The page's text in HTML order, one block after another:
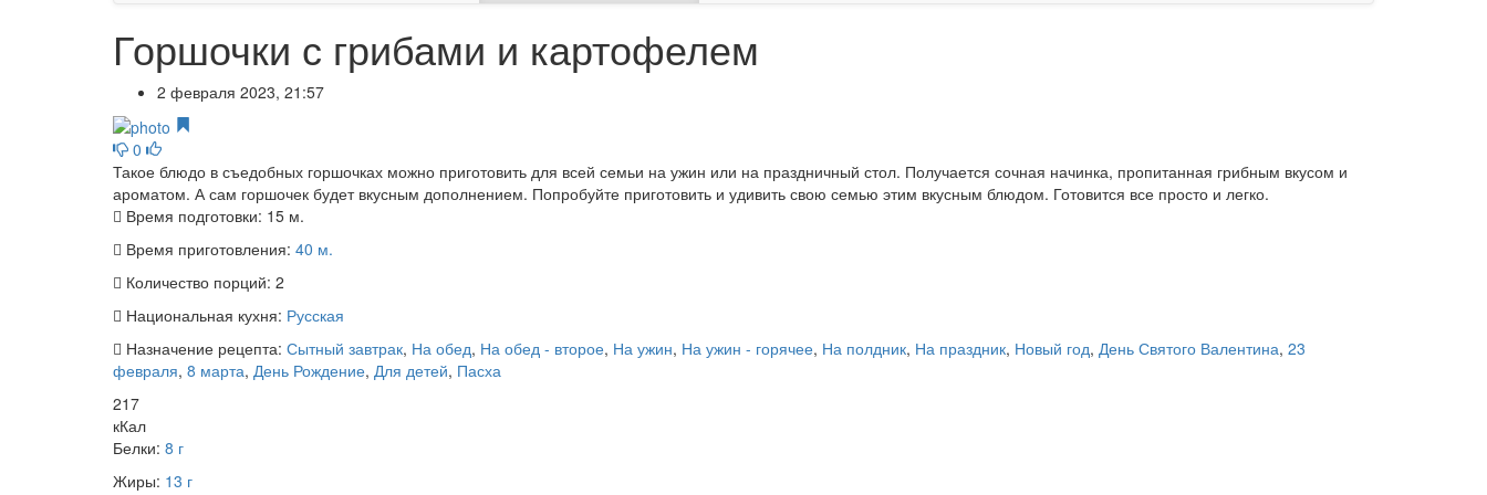
Горшочки с грибами и картофелем
2 февраля 2023, 21:57
0
Такое блюдо в съедобных горшочках можно приготовить для всей семьи на ужин или на праздничный стол. Получается сочная начинка, пропитанная грибным вкусом и
ароматом. А сам горшочек будет вкусным дополнением. Попробуйте приготовить и удивить свою семью этим вкусным блюдом. Готовится все просто и легко.
Время подготовки: 15 м.
Время приготовления: 40 м.
Количество порций: 2
Национальная кухня: Русская
Назначение рецепта: Сытный завтрак, На обед, На обед - второе, На ужин, На ужин - горячее, На полдник, На праздник, Новый год, День Святого Валентина, 23
февраля, 8 марта, День Рождение, Для детей, Пасха
217
кКал
Белки: 8 г
Жиры: 13 г